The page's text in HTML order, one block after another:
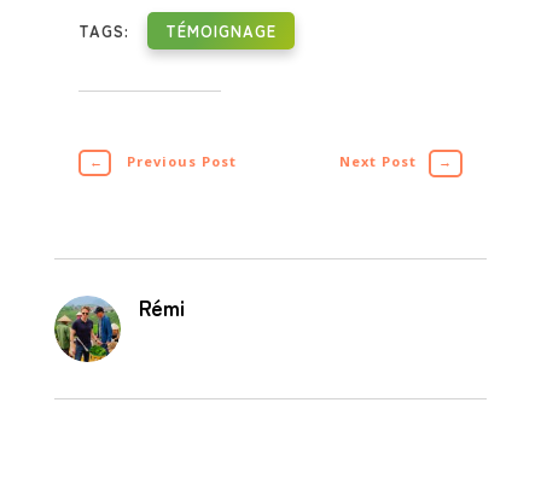
TAGS: TÉMOIGNAGE
← Previous Post Next Post →
Rémi